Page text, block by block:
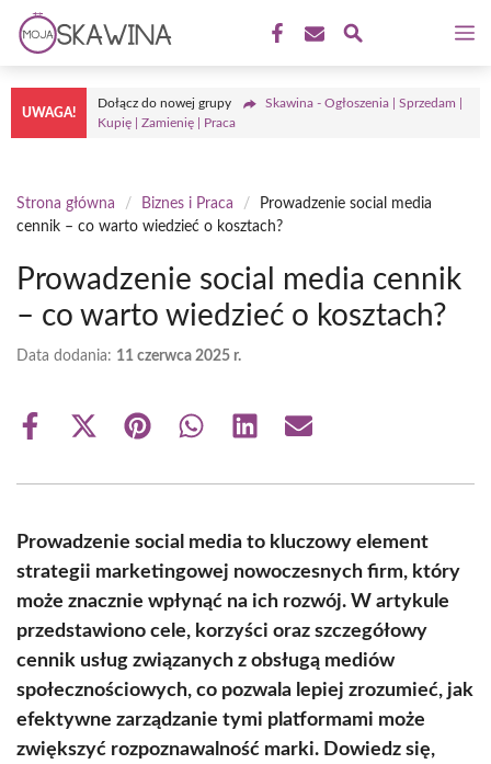
Przejdź
treści
UWAGA!
Dołącz do nowej grupy
Skawina - Ogłoszenia | Sprzedam |
Kupię | Zamienię | Praca
Strona główna / Biznes i Praca /
Prowadzenie social media
cennik – co warto wiedzieć o kosztach?
Prowadzenie social media cennik
– co warto wiedzieć o kosztach?
Data dodania: 11 czerwca 2025 r.
Share
Share
(Twitter)
Share Share Share Share
Prowadzenie social media to kluczowy element
strategii marketingowej nowoczesnych firm, który
może znacznie wpłynąć na ich rozwój. W artykule
przedstawiono cele, korzyści oraz szczegółowy
cennik usług związanych z obsługą mediów
społecznościowych, co pozwala lepiej zrozumieć, jak
efektywne zarządzanie tymi platformami może
zwiększyć rozpoznawalność marki. Dowiedz się,